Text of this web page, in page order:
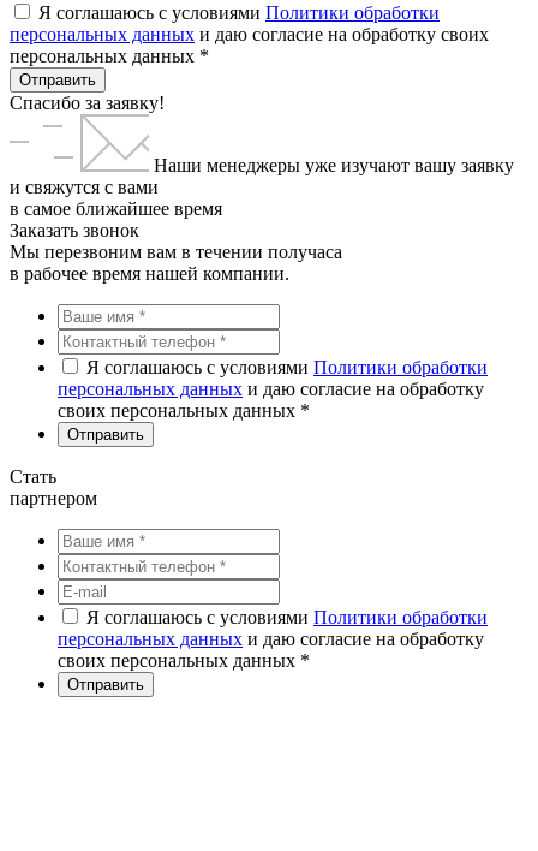
Я соглашаюсь с условиями Политики обработки
персональных данных и даю согласие на обработку своих
персональных данных *
Отправить
Спасибо за заявку!
Наши менеджеры уже изучают вашу заявку
и свяжутся с вами
в самое ближайшее время
Заказать звонок
Мы перезвоним вам в течении получаса
в рабочее время нашей компании.
Я соглашаюсь с условиями Политики обработки
персональных данных и даю согласие на обработку
своих персональных данных *
Стать
партнером
Я соглашаюсь с условиями Политики обработки
персональных данных и даю согласие на обработку
своих персональных данных *